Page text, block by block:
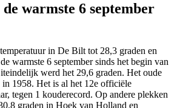
warmste 6 september
in De Bilt tot 28,3 graden en
warmste 6 september sinds het begin van
werd het 29,6 graden. Het oude
in 1958. Het is al het 12e officiële
tegen 1 kouderecord. Op andere plekken
graden in Hoek van Holland en